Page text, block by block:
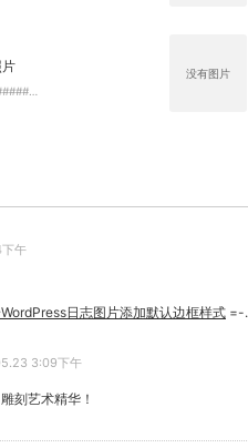
没有图片
午
日志图片添加默认边框样式 =-.
3:09下午
刻艺术精华！